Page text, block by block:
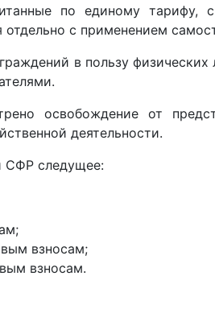
по единому
с применением
в пользу
освобождение от
деятельности.
СФР следущее:
взносам;
взносам.